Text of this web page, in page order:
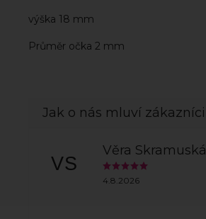
výška 18 mm
Průměr očka 2 mm
VS
Věra Skramuská
4.8.2026